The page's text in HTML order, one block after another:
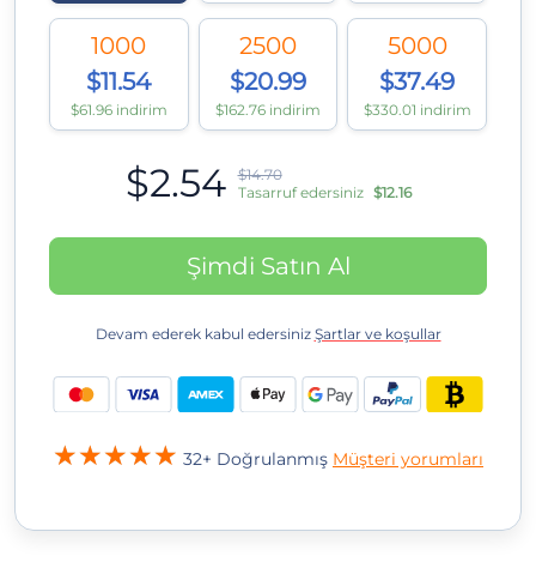
1000
$11.54
$61.96 indirim
2500
$20.99
$162.76 indirim
5000
$37.49
$330.01 indirim
$2.54
$14.70
Tasarruf edersiniz $12.16
Şimdi Satın Al
Devam ederek kabul edersiniz Şartlar ve koşullar
32+ Doğrulanmış Müşteri yorumları